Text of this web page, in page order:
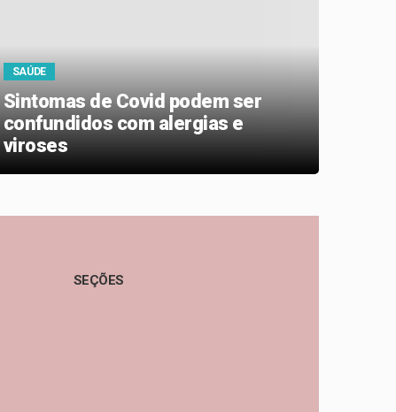
SAÚDE
Sintomas de Covid podem ser
confundidos com alergias e
viroses
SEÇÕES